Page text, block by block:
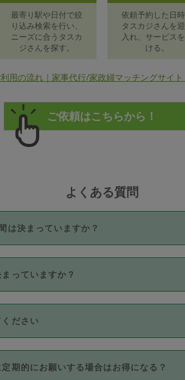
最寄り駅や日付で絞
り込み検索を行い、
ニーズに合うタスカ
ジさんを探す。
依頼予約した日
タスカジさんを迎
入れ、サービス
ける。
利用の流れ｜家事代行/家政婦マッチングサイト
よくある質問
は決まっていますか？
定です。3時間を超えて依頼したい場合
だくには、タスカジさんに事前に相談し
時間を下回っても、値引き等はございませ
っていますか？
らタスカジさん自身が価格を選んで設定
定には最初は制限があり、レビュー件数
額が上がっていく仕組みになっています
ださい
トカード（Visa／Master／JCB／
す。
期的にお願いする場合はお得になる？